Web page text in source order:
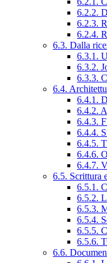
6.2.2.
6.2.3.
6.2.4.
6.3. Dalla
6.3.1.
6.3.2.
6.3.3.
6.4.
6.4.1.
6.4.2.
6.4.3.
6.4.4.
6.4.5.
6.4.6.
6.4.7.
6.5. Scrittura
6.5.1.
6.5.2.
6.5.3.
6.5.4.
6.5.5.
6.5.6.
6.6.